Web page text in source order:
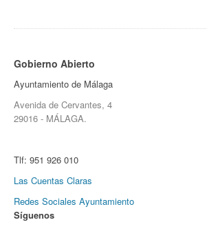
Gobierno Abierto
Ayuntamiento de Málaga
Avenida de Cervantes, 4
29016 - MÁLAGA.
Tlf: 951 926 010
Las Cuentas Claras
Redes Sociales Ayuntamiento
Síguenos